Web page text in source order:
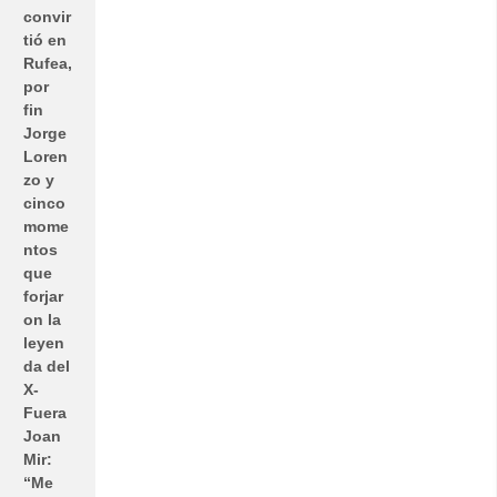
convir
tió en
Rufea,
por
fin
Jorge
Loren
zo y
cinco
mome
ntos
que
forjar
on la
leyen
da del
X-
Fuera
Joan
Mir:
“Me